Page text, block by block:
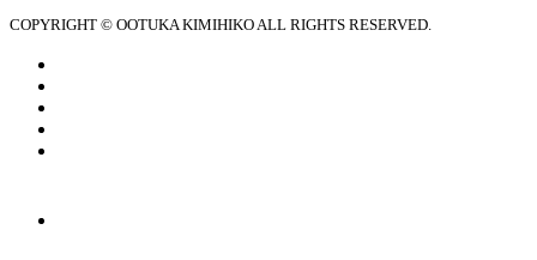
COPYRIGHT © OOTUKA KIMIHIKO ALL RIGHTS RESERVED.